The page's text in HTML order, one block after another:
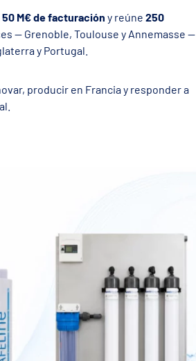
50 M€ de facturación y reúne 250
— Grenoble, Toulouse y Annemasse —
y Portugal.
producir en Francia y responder a